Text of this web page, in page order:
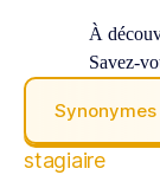
À
Savez-
Synonymes
stagiaire